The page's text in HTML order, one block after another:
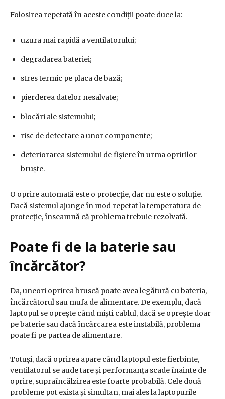
Folosirea repetată în aceste condiții poate duce la:
uzura mai rapidă a ventilatorului;
degradarea bateriei;
stres termic pe placa de bază;
pierderea datelor nesalvate;
blocări ale sistemului;
risc de defectare a unor componente;
deteriorarea sistemului de fișiere în urma opririlor
bruște.
O oprire automată este o protecție, dar nu este o soluție.
Dacă sistemul ajunge în mod repetat la temperatura de
protecție, înseamnă că problema trebuie rezolvată.
Poate fi de la baterie sau
încărcător?
Da, uneori oprirea bruscă poate avea legătură cu bateria,
încărcătorul sau mufa de alimentare. De exemplu, dacă
laptopul se oprește când miști cablul, dacă se oprește doar
pe baterie sau dacă încărcarea este instabilă, problema
poate fi pe partea de alimentare.
Totuși, dacă oprirea apare când laptopul este fierbinte,
ventilatorul se aude tare și performanța scade înainte de
oprire, supraîncălzirea este foarte probabilă. Cele două
probleme pot exista și simultan, mai ales la laptopurile